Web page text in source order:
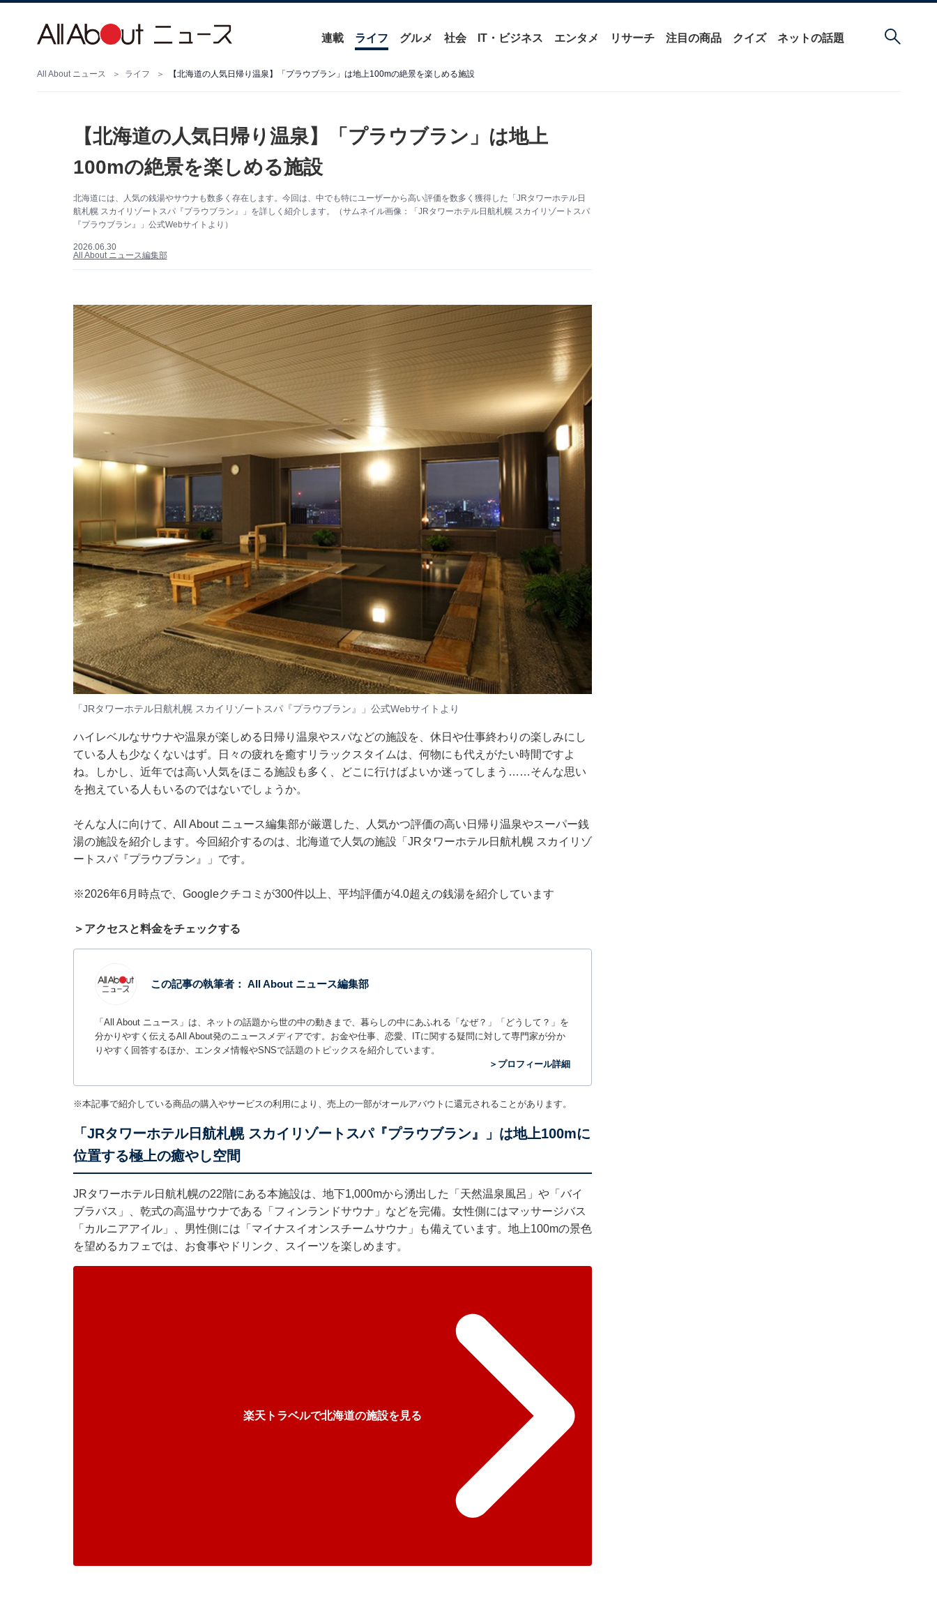
連載 ライフ グルメ 社会 IT・ビジネス エンタメ リサーチ 注目の商品 クイズ ネットの話題
All About ニュース ライフ 【北海道の人気日帰り温泉】「プラウブラン」は地上100mの絶景を楽しめる施設
【北海道の人気日帰り温泉】「プラウブラン」は地上
100mの絶景を楽しめる施設
北海道には、人気の銭湯やサウナも数多く存在します。今回は、中でも特にユーザーから高い評価を数多く獲得した「JRタワーホテル日
航札幌 スカイリゾートスパ『プラウブラン』」を詳しく紹介します。（サムネイル画像：「JRタワーホテル日航札幌 スカイリゾートスパ
『プラウブラン』」公式Webサイトより）
2026.06.30
All About ニュース編集部
「JRタワーホテル日航札幌 スカイリゾートスパ『プラウブラン』」公式Webサイトより
ハイレベルなサウナや温泉が楽しめる日帰り温泉やスパなどの施設を、休日や仕事終わりの楽しみにし
ている人も少なくないはず。日々の疲れを癒すリラックスタイムは、何物にも代えがたい時間ですよ
ね。しかし、近年では高い人気をほこる施設も多く、どこに行けばよいか迷ってしまう……そんな思い
を抱えている人もいるのではないでしょうか。
そんな人に向けて、All About ニュース編集部が厳選した、人気かつ評価の高い日帰り温泉やスーパー銭
湯の施設を紹介します。今回紹介するのは、北海道で人気の施設「JRタワーホテル日航札幌 スカイリゾ
ートスパ『プラウブラン』」です。
※2026年6月時点で、Googleクチコミが300件以上、平均評価が4.0超えの銭湯を紹介しています
＞アクセスと料金をチェックする
この記事の執筆者： All About ニュース編集部
「All About ニュース」は、ネットの話題から世の中の動きまで、暮らしの中にあふれる「なぜ？」「どうして？」を
分かりやすく伝えるAll About発のニュースメディアです。お金や仕事、恋愛、ITに関する疑問に対して専門家が分か
りやすく回答するほか、エンタメ情報やSNSで話題のトピックスを紹介しています。
＞プロフィール詳細
※本記事で紹介している商品の購入やサービスの利用により、売上の一部がオールアバウトに還元されることがあります。
「JRタワーホテル日航札幌 スカイリゾートスパ『プラウブラン』」は地上100mに
位置する極上の癒やし空間
JRタワーホテル日航札幌の22階にある本施設は、地下1,000mから湧出した「天然温泉風呂」や「バイ
ブラバス」、乾式の高温サウナである「フィンランドサウナ」などを完備。女性側にはマッサージバス
「カルニアアイル」、男性側には「マイナスイオンスチームサウナ」も備えています。地上100mの景色
を望めるカフェでは、お食事やドリンク、スイーツを楽しめます。
楽天トラベルで北海道の施設を見る